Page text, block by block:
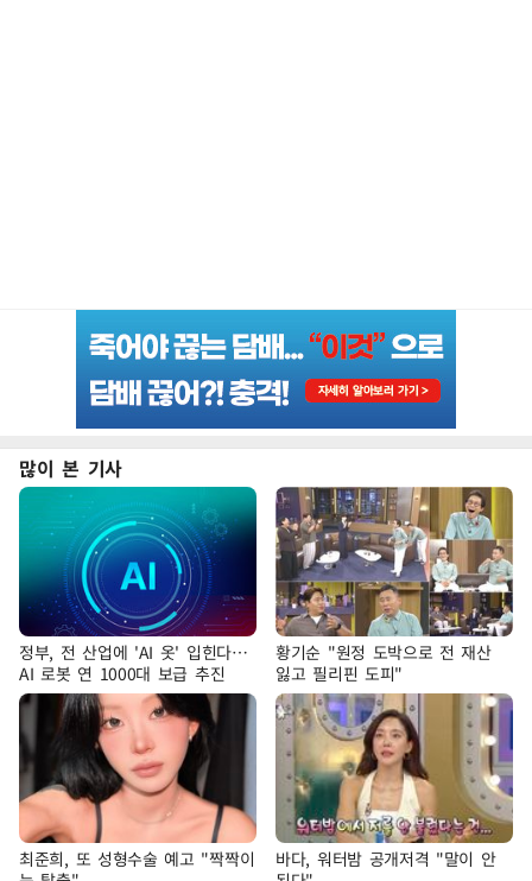
많이 본 기사
정부, 전 산업에 'AI 옷' 입힌다…
AI 로봇 연 1000대 보급 추진
황기순 "원정 도박으로 전 재산
잃고 필리핀 도피"
최준희, 또 성형수술 예고 "짝짝이
바다, 워터밤 공개저격 "말이 안